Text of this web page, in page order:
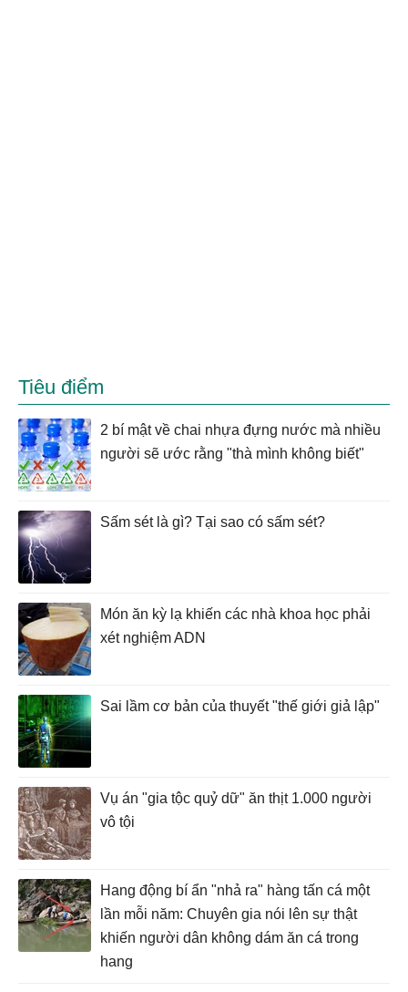
Tiêu điểm
2 bí mật về chai nhựa đựng nước mà nhiều
người sẽ ước rằng "thà mình không biết"
Sấm sét là gì? Tại sao có sấm sét?
Món ăn kỳ lạ khiến các nhà khoa học phải
xét nghiệm ADN
Sai lầm cơ bản của thuyết "thế giới giả lập"
Vụ án "gia tộc quỷ dữ" ăn thịt 1.000 người
vô tội
Hang động bí ẩn "nhả ra" hàng tấn cá một
lần mỗi năm: Chuyên gia nói lên sự thật
khiến người dân không dám ăn cá trong
hang